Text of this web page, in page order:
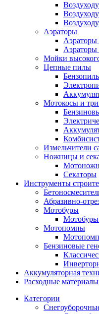
Аэраторы
Аэраторы
Аэраторы
Мойки
Цепные пилы
Мотокосы и
Измельчители
Ножницы и
Секаторы
Инструменты
Абразивно-
Мотобуры
Мотобуры
Мотопомпы
Бензиновые
Аккумуляторная
Расходные
Категории